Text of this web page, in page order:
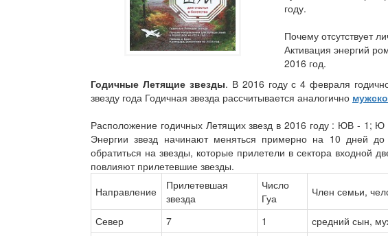
году.
Почему отсутствует
Активация энергий
2016 год.
Годичные Летящие звезды. В 2016 году с 4 февраля
звезду года Годичная звезда рассчитывается аналогично
Расположение годичных Летящих звезд в 2016 году : ЮВ -
Энергии звезд начинают меняться примерно на 10 дней
обратиться на звезды, которые прилетели в сектора входной
повлияют прилетевшие звезды.
Направление
Прилетевшая
звезда
Число
Гуа
Член семьи,
Север 7 1 средний сын,